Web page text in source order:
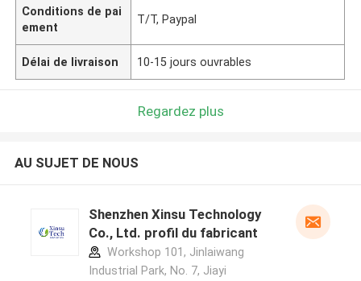
Conditions de pai
ement
T/T, Paypal
Délai de livraison 10-15 jours ouvrables
Regardez plus
AU SUJET DE NOUS
Shenzhen Xinsu Technology
Co., Ltd. profil du fabricant
Workshop 101, Jinlaiwang
Industrial Park, No. 7, Jiayi